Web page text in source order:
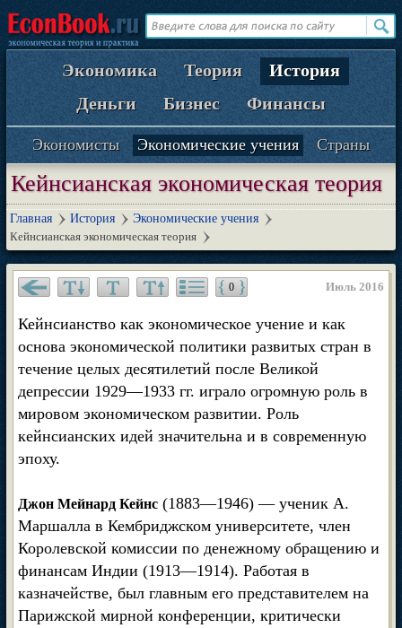
Экономика Теория
История
Деньги
Бизнес Финансы
Экономисты Экономические учения Страны
Кейнсианская экономическая теория
Главная История
Экономические учения
Кейнсианская экономическая теория
0 Июль 2016
Кейнсианство как экономическое учение и как
основа экономической политики развитых стран в
течение целых десятилетий после Великой
депрессии 1929—1933 гг. играло огромную роль в
мировом экономическом развитии. Роль
кейнсианских идей значительна и в современную
эпоху.
Джон Мейнард Кейнс (1883—1946) — ученик А.
Маршалла в Кембриджском университете, член
Королевской комиссии по денежному обращению и
финансам Индии (1913—1914). Работая в
казначействе, был главным его представителем на
Парижской мирной конференции, критически